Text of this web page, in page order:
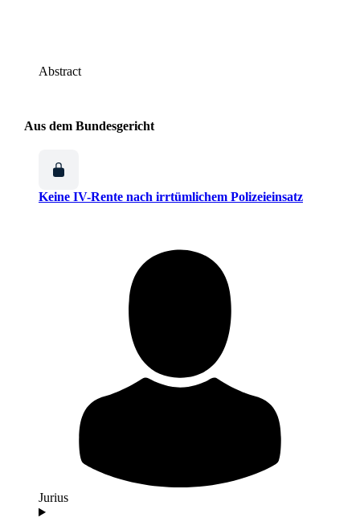
Abstract
Aus dem Bundesgericht
Keine IV-Rente nach irrtümlichem Polizeieinsatz
Jurius